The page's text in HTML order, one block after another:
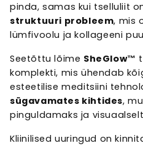
pinda, samas kui tselluliit
struktuuri probleem, mis
lümfivoolu ja kollageeni
Seetõttu lõime SheGlow™
komplekti, mis ühendab
esteetilise meditsiini
sügavamates kihtides,
pinguldamaks ja
Kliinilised uuringud on